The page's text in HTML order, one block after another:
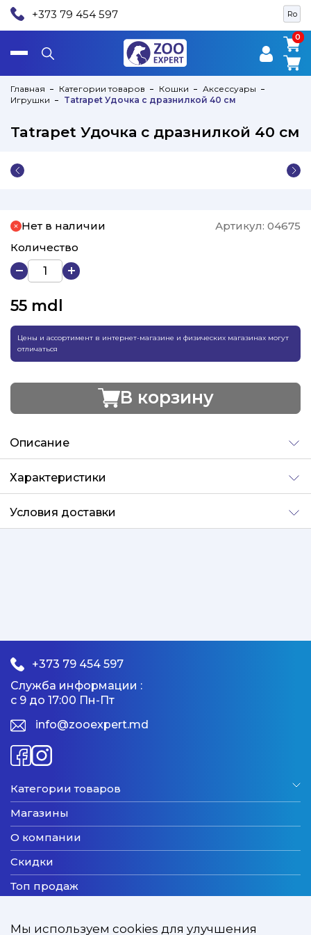
Ro
+373 79 454 597
0
0
Главная Категории товаров Кошки
Аксессуары
Игрушки
Tatrapet Удочка с дразнилкой 40 см
Tatrapet Удочка с дразнилкой 40 см
Нет в наличии Артикул: 04675
Количество
55 mdl
Цены и ассортимент в интернет-магазине и физических магазинах могут
отличаться
В корзину
Описание
Характеристики
Условия доставки
+373 79 454 597
Служба информации :
с 9 до 17:00 Пн-Пт
info@zooexpert.md
Категории товаров
Магазины
О компании
Скидки
Топ продаж
Мы используем cookies для улучшения